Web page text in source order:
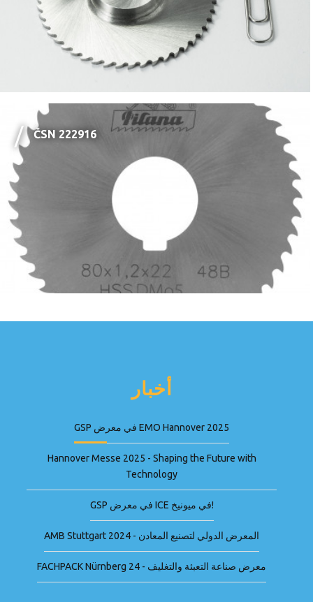
ČSN 222916
أخبار
GSP في معرض EMO Hannover 2025
Hannover Messe 2025 - Shaping the Future with
Technology
GSP في معرض ICE في ميونيخ!
AMB Stuttgart 2024 - المعرض الدولي لتصنيع المعادن
FACHPACK Nürnberg 24 - معرض صناعة التعبئة والتغليف